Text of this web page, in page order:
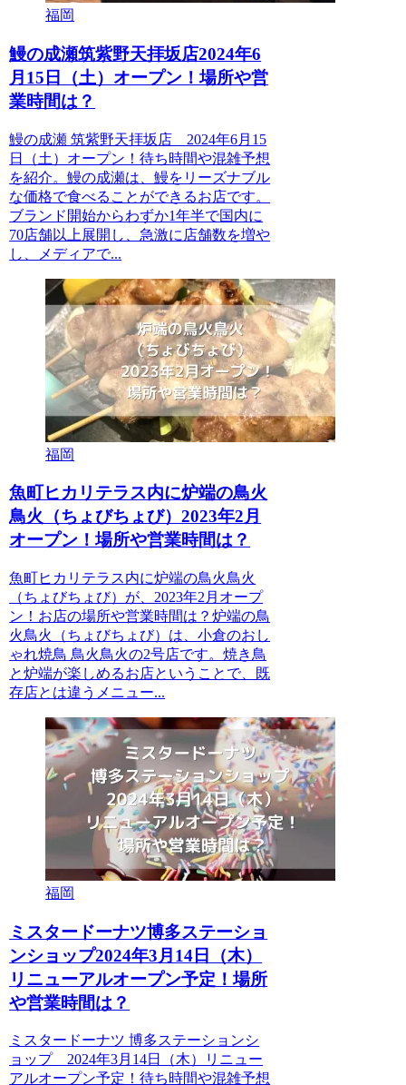
福岡
鰻の成瀬筑紫野天拝坂店2024年6
月15日（土）オープン！場所や営
業時間は？
鰻の成瀬 筑紫野天拝坂店 2024年6月15
日（土）オープン！待ち時間や混雑予想
を紹介。鰻の成瀬は、鰻をリーズナブル
な価格で食べることができるお店です。
ブランド開始からわずか1年半で国内に
70店舗以上展開し、急激に店舗数を増や
し、メディアで...
福岡
魚町ヒカリテラス内に炉端の鳥火
鳥火（ちょびちょび）2023年2月
オープン！場所や営業時間は？
魚町ヒカリテラス内に炉端の鳥火鳥火
（ちょびちょび）が、2023年2月オープ
ン！お店の場所や営業時間は？炉端の鳥
火鳥火（ちょびちょび）は、小倉のおし
ゃれ焼鳥 鳥火鳥火の2号店です。焼き鳥
と炉端が楽しめるお店ということで、既
存店とは違うメニュー...
福岡
ミスタードーナツ博多ステーショ
ンショップ2024年3月14日（木）
リニューアルオープン予定！場所
や営業時間は？
ミスタードーナツ 博多ステーションシ
ョップ 2024年3月14日（木）リニュー
アルオープン予定！待ち時間や混雑予想